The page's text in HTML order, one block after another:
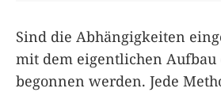
Sind die Abhängigkeiten
mit dem eigentlichen Aufbau
begonnen werden. Jede